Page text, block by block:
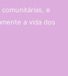
e
a vida dos